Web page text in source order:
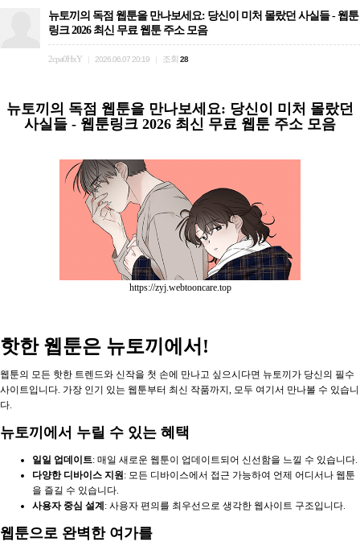
뉴토끼의 독점 웹툰을 만나보세요: 당신이 미처 몰랐던 사실들 - 웹툰
링크 2026 최신 무료 웹툰 주소 모음
2cpa0HxY 2026.06.07 20:19 조회 28
뉴토끼의 독점 웹툰을 만나보세요: 당신이 미처 몰랐던
사실들 - 웹툰링크 2026 최신 무료 웹툰 주소 모음
https://zyj.webtooncare.top
핫한 웹툰은 뉴토끼에서!
웹툰의 모든 핫한 트렌드와 신작을 첫 손에 만나고 싶으시다면 뉴토끼가 당신의 필수
사이트입니다. 가장 인기 있는 웹툰부터 최신 작품까지, 모두 여기서 만나볼 수 있습니
다.
뉴토끼에서 누릴 수 있는 혜택
일일 업데이트: 매일 새로운 웹툰이 업데이트되어 신선함을 느낄 수 있습니다.
다양한 디바이스 지원: 모든 디바이스에서 접근 가능하여 언제 어디서나 웹툰
을 즐길 수 있습니다.
사용자 중심 설계 : 사용자 편의를 최우선으로 생각한 웹사이트 구조입니다.
웹툰으로 완벽한 여가를